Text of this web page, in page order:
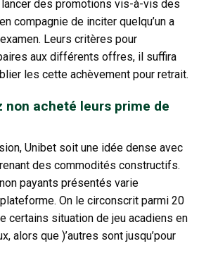
lancer des promotions vis-à-vis des
compagnie de inciter quelqu’un a
Leurs critères pour
aux différents offres, il suffira
les cette achèvement pour retrait.
non acheté leurs prime de
Unibet soit une idée dense avec
des commodités constructifs.
payants présentés varie
On le circonscrit parmi 20
certains situation de jeu acadiens en
alors que )’autres sont jusqu’pour